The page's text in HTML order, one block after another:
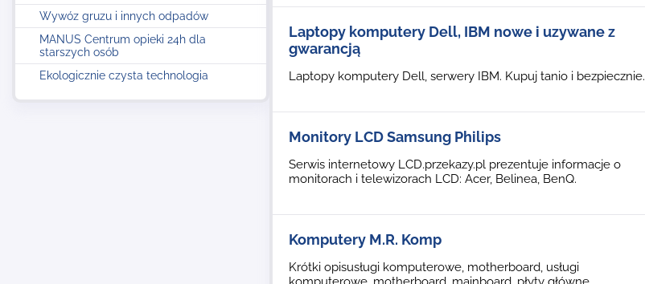
Wywóz gruzu i innych odpadów
MANUS Centrum opieki 24h dla
starszych osób
Ekologicznie czysta technologia
Laptopy komputery Dell, IBM nowe i uzywane z
gwarancją
Laptopy komputery Dell, serwery IBM. Kupuj tanio i bezpiecznie.
Monitory LCD Samsung Philips
Serwis internetowy LCD.przekazy.pl prezentuje informacje o
monitorach i telewizorach LCD: Acer, Belinea, BenQ.
Komputery M.R. Komp
Krótki opisusługi komputerowe, motherboard, usługi